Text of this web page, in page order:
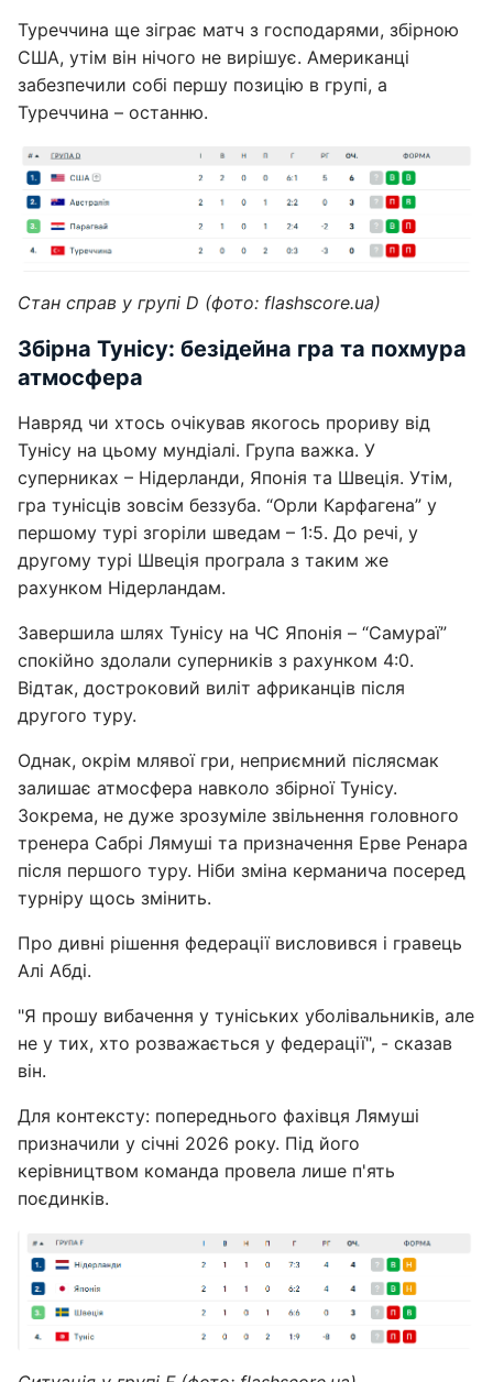
Туреччина ще зіграє матч з господарями, збірною
США, утім він нічого не вирішує. Американці
забезпечили собі першу позицію в групі, а
Туреччина – останню.
Стан справ у групі D (фото: flashscore.uа)
Збірна Тунісу: безідейна гра та похмура
атмосфера
Навряд чи хтось очікував якогось прориву від
Тунісу на цьому мундіалі. Група важка. У
суперниках – Нідерланди, Японія та Швеція. Утім,
гра тунісців зовсім беззуба. “Орли Карфагена” у
першому турі згоріли шведам – 1:5. До речі, у
другому турі Швеція програла з таким же
рахунком Нідерландам.
Завершила шлях Тунісу на ЧС Японія – “Самураї”
спокійно здолали суперників з рахунком 4:0.
Відтак, достроковий виліт африканців після
другого туру.
Однак, окрім млявої гри, неприємний післясмак
залишає атмосфера навколо збірної Тунісу.
Зокрема, не дуже зрозуміле звільнення головного
тренера Сабрі Лямуші та призначення Ерве Ренара
після першого туру. Ніби зміна керманича посеред
турніру щось змінить.
Про дивні рішення федерації висловився і гравець
Алі Абді.
"Я прошу вибачення у туніських уболівальників, але
не у тих, хто розважається у федерації", - сказав
він.
Для контексту: попереднього фахівця Лямуші
призначили у січні 2026 року. Під його
керівництвом команда провела лише п'ять
поєдинків.